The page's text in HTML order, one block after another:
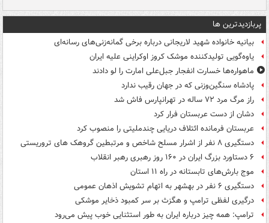
پربازدیدترین ها
بیانیه خانواده شهید لاریجانی درباره برخی گمانه‌زنی‌های رسانه‌ای
یاوه‌گویی تولیدکننده موشک کروز اوکراینی علیه ایران
ماهواره‌ها خسارت انفجار جبل‌علی امارت را لو دادند
پادشاه سنگین‌وزنی که در جهان رقیب ندارد
راز مرگ مرد ۷۲ ساله در تهرانپارس فاش شد
دشان از دست عربستان فرار کرد
عربستان فرمانده ائتلاف دریایی چندملیتی را منصوب کرد
دستگیری ۸ نفر از اشرار مسلح شاخص و مرتبطین گروهک های تروریستی
۶ دستاورد بزرگ ایران در ۱۶۰ روز رهبری رهبر انقلاب
موج بارش‌های تابستانه در راه ۱۱ استان
دستگیری ۶ نفر در بهشهر به اتهام تشویش اذهان عمومی
درگیری لفظی ترامپ و هگزث بر سر کمبود ذخایر موشکی
ترامپ: همه چیز درباره ایران به طور استثنایی خوب پیش می‌رود